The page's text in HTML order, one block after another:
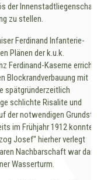
der
zu stellen.
Ferdinand Infanterie-
Plänen der k.u.k.
Ferdinand-Kaserne
Blockrandverbauung mit
spätgründerzeitlich
schlichte Risalite und
der notwendigen
im Frühjahr 1912 konnte
Josef" hierher verlegt
Nachbarschaft war
Wasserturm.